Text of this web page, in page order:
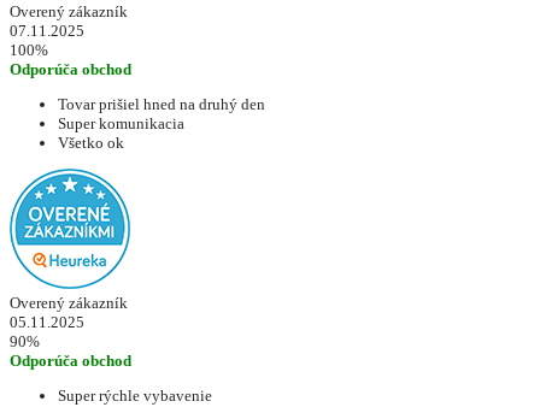
Overený zákazník
07.11.2025
100%
Odporúča obchod
Tovar prišiel hned na druhý den
Super komunikacia
Všetko ok
Overený zákazník
05.11.2025
90%
Odporúča obchod
Super rýchle vybavenie